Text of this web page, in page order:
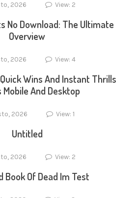
2026 View: 2
No Download: The Ultimate
Overview
2026 View: 4
Wins And Instant Thrills
Mobile And Desktop
2026 View: 1
Untitled
2026 View: 2
Book Of Dead Im Test